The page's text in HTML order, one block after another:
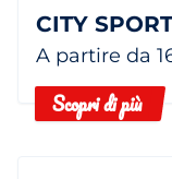
CITY
A partire da
Scopri di più